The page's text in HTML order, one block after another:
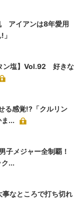
アイアンは8年愛用
ン塩】Vol.92 好きな
る感覚!?「クルリン
...
子メジャー全制覇！
...
事なところで打ち切れ